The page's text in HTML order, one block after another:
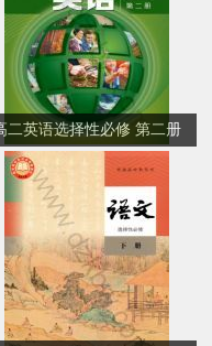
二英语选择性必修 第二册